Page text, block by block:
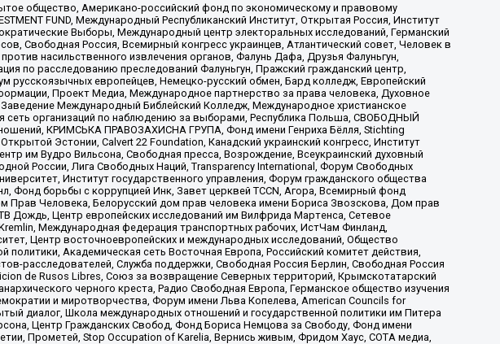
общество, Американо-российский фонд по экономическому и правовому
FUND, Международный Республиканский Институт, Открытая Россия, Институт
Выборы, Международный центр электоральных исследований, Германский
Свободная Россия, Всемирный конгресс украинцев, Атлантический совет, Человек в
насильственного извлечения органов, Фалунь Дафа, Друзья Фалуньгун,
по расследованию преследований Фалуньгун, Пражский гражданский центр,
русскоязычных европейцев, Немецко-русский обмен, Бард колледж, Европейский
Проект Медиа, Международное партнерство за права человека, Духовное
Международный Библейский Колледж, Международное христианское
сеть организаций по наблюдению за выборами, Республика Польша, СВОБОДНЫЙ
КРИМСЬКА ПРАВОЗАХИСНА ГРУПА, Фонд имени Генриха Бёлля, Stichting
Эстонии, Calvert 22 Foundation, Канадский украинский конгресс, Институт
им Вудро Вильсона, Свободная пресса, Возрождение, Всеукраинский духовный
России, Лига Свободных Наций, Transparеncy International, Форум Свободных
Институт государственного управления, Форум гражданского общества
Фонд борьбы с коррупцией Инк, Завет церквей TCCN, Агора, Всемирный фонд
Прав Человека, Белорусский дом прав человека имени Бориса Звозскова, Дом прав
Дождь, Центр европейских исследований им Вилфрида Мартенса, Сетевое
Международная федерация транспортных рабочих, ИстЧам Финланд,
Центр восточноевропейских и международных исследований, Общество
Академическая сеть Восточная Европа, Российский комитет действия,
расследователей, Служба поддержки, Свободная Россия Берлин, Свободная Россия
de Rusos Libres, Союз за возвращение Северных территорий, Крымскотатарский
черного креста, Радио Свободная Европа, Германское общество изучения
и миротворчества, Форум имени Льва Копелева, American Councils for
диалог, Школа международных отношений и государственной политики им Питера
Центр Гражданских Свобод, Фонд Бориса Немцова за Свободу, Фонд имени
Прометей, Stop Occupation of Karelia, Вернись живым, Фридом Хаус, СОТА медиа,